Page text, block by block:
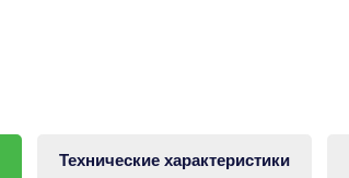
Технические характеристики